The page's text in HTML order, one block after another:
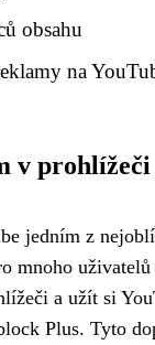
obsahu
na
v prohlížeči
jedním z
mnoho
a užít si
Plus. Tyto